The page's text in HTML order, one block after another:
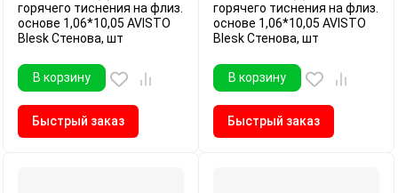
горячего тиснения на флиз.
основе 1,06*10,05 AVISTO
Blesk Стенова, шт
В корзину
Быстрый заказ
горячего тиснения на флиз.
основе 1,06*10,05 AVISTO
Blesk Стенова, шт
В корзину
Быстрый заказ